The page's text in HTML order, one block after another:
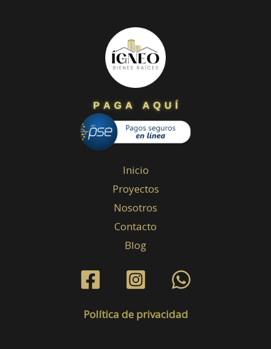
Inicio
Proyectos
Nosotros
Contacto
Blog
Política de privacidad